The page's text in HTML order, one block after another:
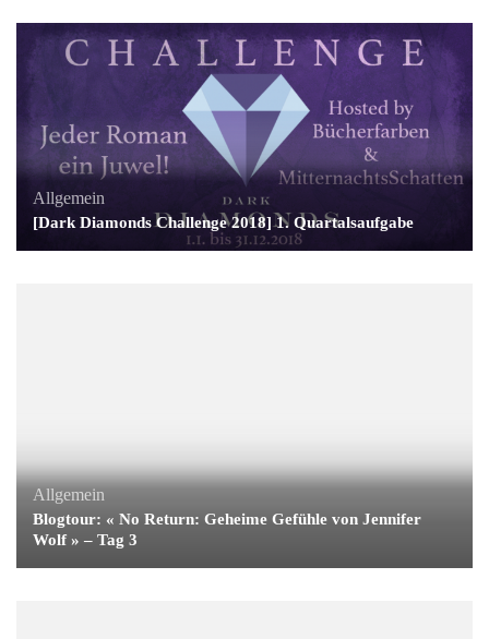
Allgemein
[Dark Diamonds Challenge 2018] 1. Quartalsaufgabe
Allgemein
Blogtour: « No Return: Geheime Gefühle von Jennifer
Wolf » – Tag 3